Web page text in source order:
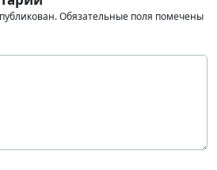
Обязательные поля помечены